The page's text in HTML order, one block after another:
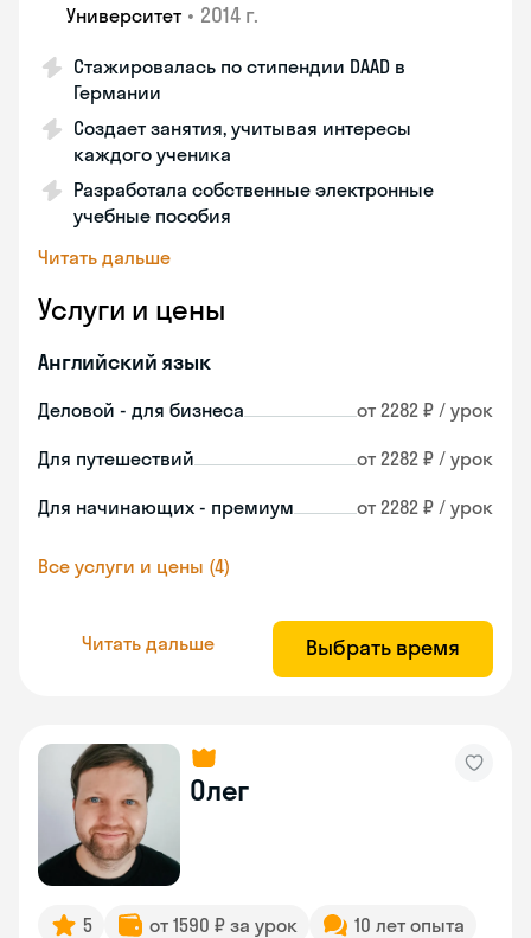
Университет • 2014 г.
Стажировалась по стипендии DAAD в
Германии
Создает занятия, учитывая интересы
каждого ученика
Разработала собственные электронные
учебные пособия
Читать дальше
Услуги и цены
Английский язык
Деловой - для бизнеса от 2282 ₽ / урок
Для путешествий от 2282 ₽ / урок
Для начинающих - премиум от 2282 ₽ / урок
Все услуги и цены (4)
Читать дальше Выбрать время
Олег
5 от 1590 ₽ за урок
10 лет опыта